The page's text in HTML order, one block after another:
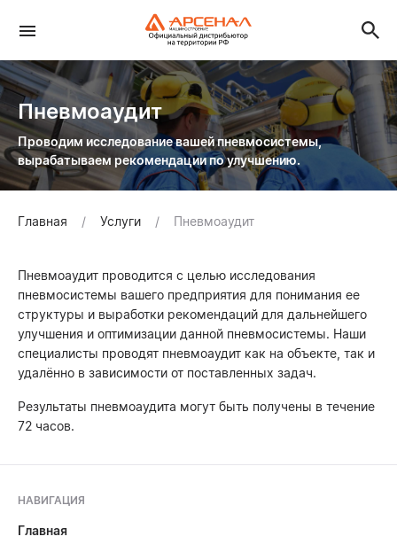
Пневмоаудит
Проводим исследование вашей пневмосистемы,
вырабатываем рекомендации по улучшению.
Главная Услуги Пневмоаудит
Пневмоаудит проводится с целью исследования
пневмосистемы вашего предприятия для понимания ее
структуры и выработки рекомендаций для дальнейшего
улучшения и оптимизации данной пневмосистемы. Наши
специалисты проводят пневмоаудит как на объекте, так и
удалённо в зависимости от поставленных задач.
Результаты пневмоаудита могут быть получены в течение
72 часов.
НАВИГАЦИЯ
Главная